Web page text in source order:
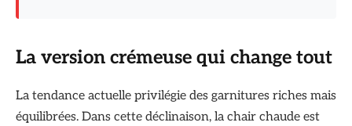
La version crémeuse qui change tout
La tendance actuelle privilégie des garnitures riches mais
équilibrées. Dans cette déclinaison, la chair chaude est